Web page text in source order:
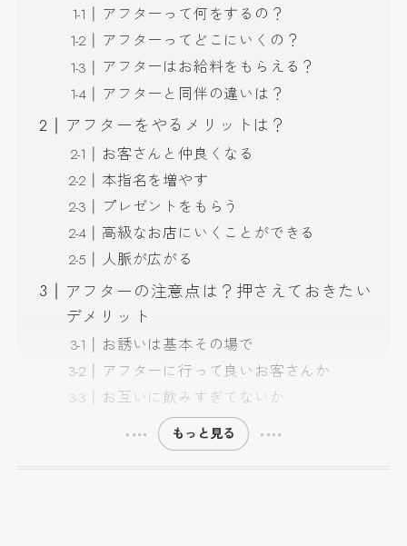
アフターって何をするの？
アフターってどこにいくの？
アフターはお給料をもらえる？
アフターと同伴の違いは？
アフターをやるメリットは？
お客さんと仲良くなる
本指名を増やす
プレゼントをもらう
高級なお店にいくことができる
人脈が広がる
アフターの注意点は？押さえておきたい
デメリット
お誘いは基本その場で
アフターに行って良いお客さんか
お互いに飲みすぎてないか
もっと見る